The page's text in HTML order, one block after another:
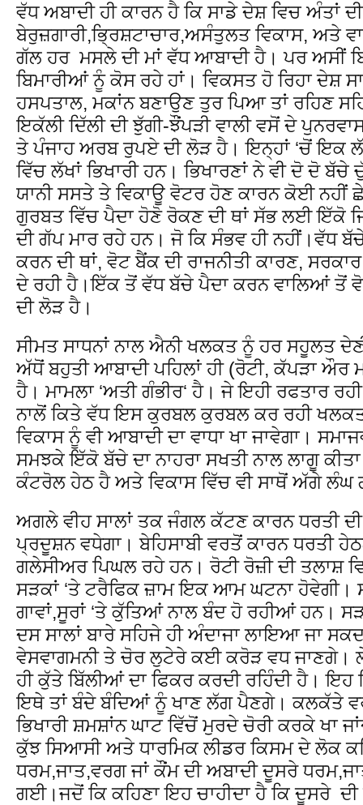
ਵੱਧ ਅਬਾਦੀ ਹੀ ਕਾਰਨ ਹੈ ਕਿ ਸਾਡੇ ਦੇਸ਼ ਵਿਚ ਅੰਤਾਂ
ਬੇਰੁਜ਼ਗਾਰੀ,ਭ੍ਰਿਸ਼ਟਾਚਾਰ,ਅਸੰਤੁਲਤ ਵਿਕਾਸ, ਅਤੇ
ਗੱਲ ਹਰ ਮਸਲੇ ਦੀ ਮਾਂ ਵੱਧ ਆਬਾਦੀ ਹੈ। ਪਰ ਅਸੀਂ
ਬਿਮਾਰੀਆਂ ਨੂੰ ਕੋਸ ਰਹੇ ਹਾਂ। ਵਿਕਸਤ ਹੋ ਰਿਹਾ ਦੇਸ਼
ਹਸਪਤਾਲ, ਮਕਾਂਨ ਬਣਾਉਣ ਤੁਰ ਪਿਆ ਤਾਂ ਰਹਿਣ
ਇਕੱਲੀ ਦਿੱਲੀ ਦੀ ਝੁੱਗੀ-ਝੌਂਪੜੀ ਵਾਲੀ ਵਸੋਂ ਦੇ
ਤੇ ਪੰਜਾਹ ਅਰਬ ਰੁਪਏ ਦੀ ਲੋੜ ਹੈ। ਇਨ੍ਹਾਂ ‘ਚੋਂ ਇਕ
ਵਿੱਚ ਲੱਖਾਂ ਭਿਖਾਰੀ ਹਨ। ਭਿਖਾਰਣਾਂ ਨੇ ਵੀ ਦੋ ਦੋ
ਯਾਨੀ ਸਸਤੇ ਤੇ ਵਿਕਾਊ ਵੋਟਰ ਹੋਣ ਕਾਰਨ ਕੋਈ ਨਹੀਂ
ਗੁਰਬਤ ਵਿੱਚ ਪੈਦਾ ਹੋਣੋ ਰੋਕਣ ਦੀ ਥਾਂ ਸੱਭ ਲਈ ਇੱਕੋ
ਦੀ ਗੱਪ ਮਾਰ ਰਹੇ ਹਨ। ਜੋ ਕਿ ਸੰਭਵ ਹੀ ਨਹੀਂ।ਵੱਧ
ਕਰਨ ਦੀ ਥਾਂ, ਵੋਟ ਬੈਂਕ ਦੀ ਰਾਜਨੀਤੀ ਕਾਰਣ,
ਦੇ ਰਹੀ ਹੈ।ਇੱਕ ਤੋਂ ਵੱਧ ਬੱਚੇ ਪੈਦਾ ਕਰਨ ਵਾਲਿਆਂ ਤੋਂ
ਦੀ ਲੋੜ ਹੈ।
ਸੀਮਤ ਸਾਧਨਾਂ ਨਾਲ ਐਨੀ ਖਲਕਤ ਨੂੰ ਹਰ ਸਹੂਲਤ ਦੇਣੀ
ਅੱਧੋਂ ਬਹੁਤੀ ਆਬਾਦੀ ਪਹਿਲਾਂ ਹੀ (ਰੋਟੀ, ਕੱਪੜਾ
ਹੈ। ਮਾਮਲਾ ‘ਅਤੀ ਗੰਭੀਰ‘ ਹੈ। ਜੇ ਇਹੀ ਰਫਤਾਰ
ਨਾਲੋਂ ਕਿਤੇ ਵੱਧ ਇਸ ਕੁਰਬਲ ਕੁਰਬਲ ਕਰ ਰਹੀ
ਵਿਕਾਸ ਨੂੰ ਵੀ ਆਬਾਦੀ ਦਾ ਵਾਧਾ ਖਾ ਜਾਵੇਗਾ।
ਸਮਝਕੇ ਇੱਕੋ ਬੱਚੇ ਦਾ ਨਾਹਰਾ ਸਖਤੀ ਨਾਲ ਲਾਗੂ
ਕੰਟਰੋਲ ਹੇਠ ਹੈ ਅਤੇ ਵਿਕਾਸ ਵਿੱਚ ਵੀ ਸਾਥੋਂ ਅੱਗੇ ਲੰਘ
ਅਗਲੇ ਵੀਹ ਸਾਲਾਂ ਤਕ ਜੰਗਲ ਕੱਟਣ ਕਾਰਨ ਧਰਤੀ
ਪ੍ਰਦੂਸ਼ਨ ਵਧੇਗਾ। ਬੇਹਿਸਾਬੀ ਵਰਤੋਂ ਕਾਰਨ ਧਰਤੀ
ਗਲੇਸੀਅਰ ਪਿਘਲ ਰਹੇ ਹਨ। ਰੋਟੀ ਰੋਜ਼ੀ ਦੀ ਤਲਾਸ਼
ਸੜਕਾਂ ‘ਤੇ ਟਰੈਫਿਕ ਜ਼ਾਮ ਇਕ ਆਮ ਘਟਨਾ ਹੋਵੇਗੀ।
ਗਾਵਾਂ,ਸੂਰਾਂ ‘ਤੇ ਕੁੱਤਿਆਂ ਨਾਲ ਬੰਦ ਹੋ ਰਹੀਆਂ ਹਨ।
ਦਸ ਸਾਲਾਂ ਬਾਰੇ ਸਹਿਜੇ ਹੀ ਅੰਦਾਜਾ ਲਾਇਆ ਜਾ
ਵੇਸਵਾਗਮਨੀ ਤੇ ਚੋਰ ਲੁਟੇਰੇ ਕਈ ਕਰੋੜ ਵਧ ਜਾਣਗੇ।
ਹੀ ਕੁੱਤੇ ਬਿੱਲੀਆਂ ਦਾ ਫਿਕਰ ਕਰਦੀ ਰਹਿੰਦੀ ਹੈ। ਇਹ
ਇਥੇ ਤਾਂ ਬੰਦੇ ਬੰਦਿਆਂ ਨੂੰ ਖਾਣ ਲੱਗ ਪੈਣਗੇ। ਕਲਕੱਤੇ
ਭਿਖਾਰੀ ਸ਼ਮਸ਼ਾਂਨ ਘਾਟ ਵਿੱਚੋਂ ਮੁਰਦੇ ਚੋਰੀ ਕਰਕੇ ਖਾ
ਕੁੱਝ ਸਿਆਸੀ ਅਤੇ ਧਾਰਮਿਕ ਲੀਡਰ ਕਿਸਮ ਦੇ ਲੋਕ
ਧਰਮ,ਜਾਤ,ਵਰਗ ਜਾਂ ਕੌਂਮ ਦੀ ਅਬਾਦੀ ਦੂਸਰੇ
ਗਈ।ਜਦੋਂ ਕਿ ਕਹਿਣਾ ਇਹ ਚਾਹੀਦਾ ਹੈ ਕਿ ਦੂਸਰੇ